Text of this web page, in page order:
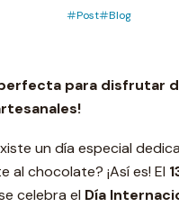
Post Blog
perfecta para disfrutar
un día especial
al chocolate? ¡Así es! El
celebra el Día